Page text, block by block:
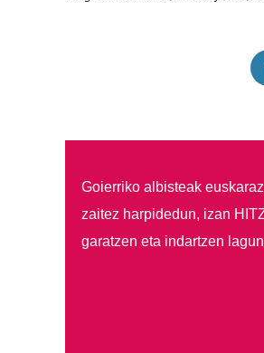
Goierriko albisteak
zaitez harpidedun, izan
garatzen eta indartzen